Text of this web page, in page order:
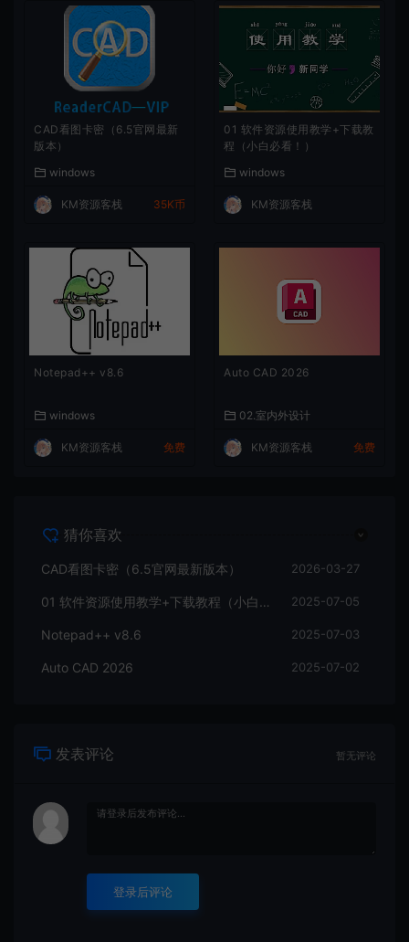
CAD看图卡密（6.5官网最新
版本）
windows
KM资源客栈 35K币
01 软件资源使用教学+下载教
程（小白必看！）
windows
KM资源客栈
Notepad++ v8.6
windows
KM资源客栈 免费
Auto CAD 2026
02.室内外设计
KM资源客栈 免费
猜你喜欢
CAD看图卡密（6.5官网最新版本） 2026-03-27
01 软件资源使用教学+下载教程（小白必看！） 2025-07-05
Notepad++ v8.6 2025-07-03
Auto CAD 2026 2025-07-02
发表评论 暂无评论
登录后评论